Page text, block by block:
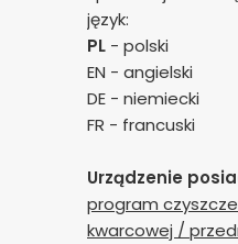
język:
PL - polski
EN - angielski
DE - niemiecki
FR - francuski
Urządzenie
program
kwarcowej /